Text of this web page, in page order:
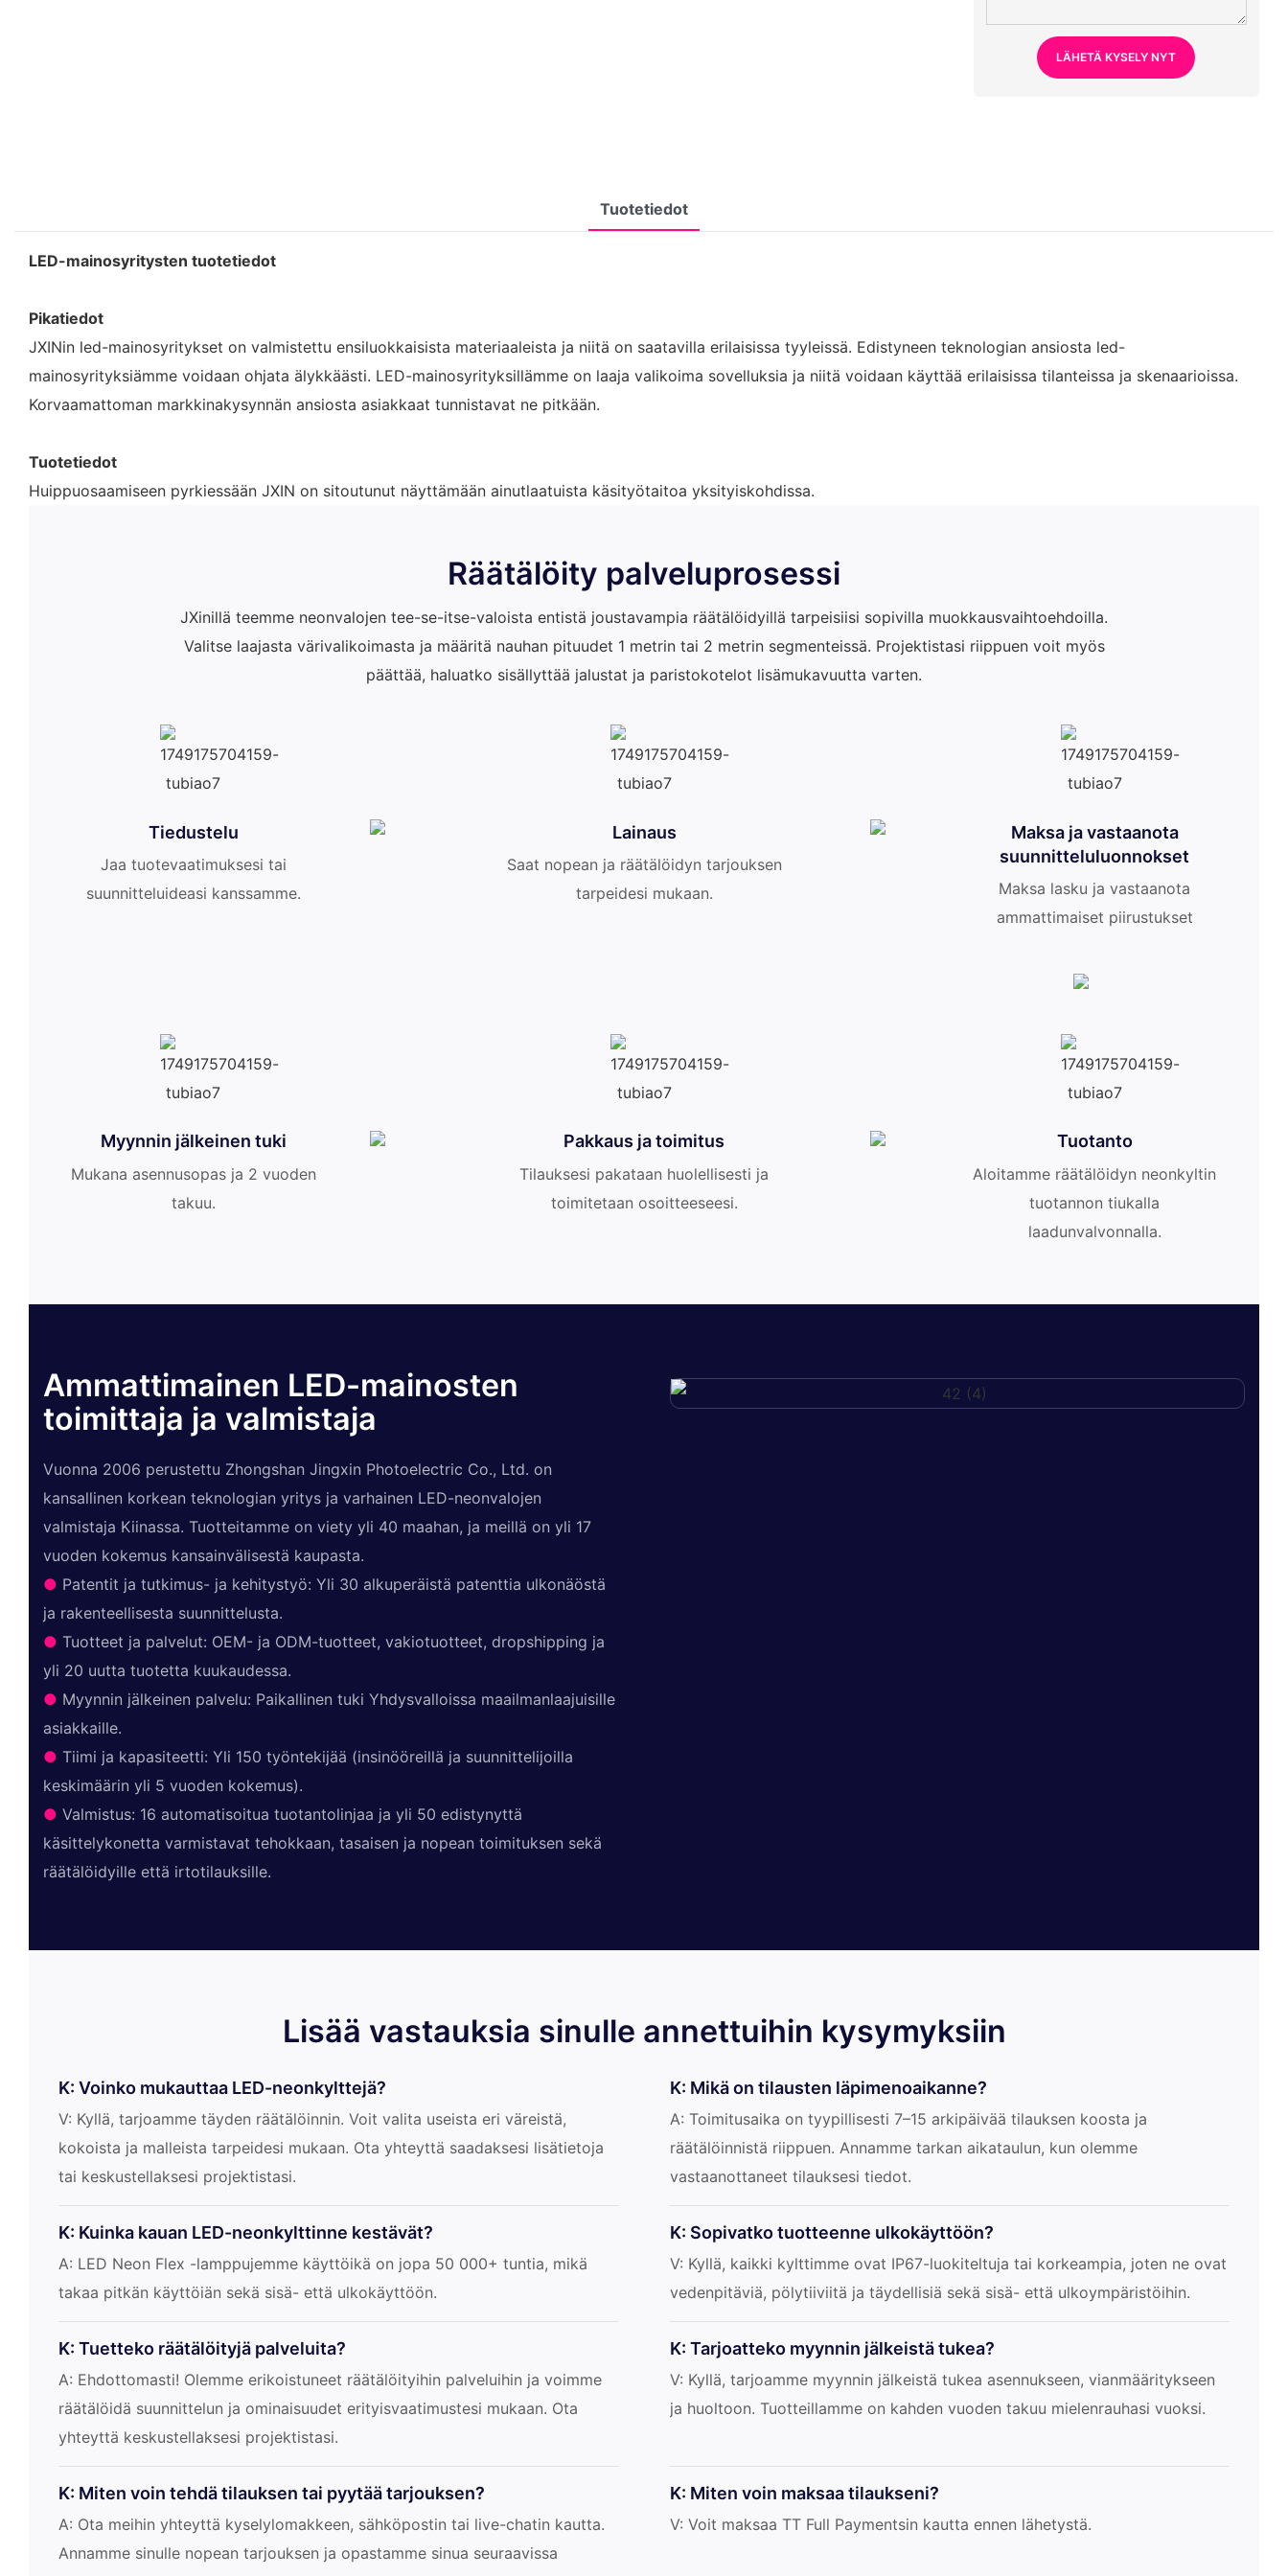
LÄHETÄ KYSELY NYT
Tuotetiedot
LED-mainosyritysten tuotetiedot
Pikatiedot
JXINin led-mainosyritykset on valmistettu ensiluokkaisista materiaaleista ja niitä on saatavilla erilaisissa tyyleissä. Edistyneen teknologian ansiosta led-
mainosyrityksiämme voidaan ohjata älykkäästi. LED-mainosyrityksillämme on laaja valikoima sovelluksia ja niitä voidaan käyttää erilaisissa tilanteissa ja skenaarioissa.
Korvaamattoman markkinakysynnän ansiosta asiakkaat tunnistavat ne pitkään.
Tuotetiedot
Huippuosaamiseen pyrkiessään JXIN on sitoutunut näyttämään ainutlaatuista käsityötaitoa yksityiskohdissa.
Räätälöity palveluprosessi
JXinillä teemme neonvalojen tee-se-itse-valoista entistä joustavampia räätälöidyillä tarpeisiisi sopivilla muokkausvaihtoehdoilla.
Valitse laajasta värivalikoimasta ja määritä nauhan pituudet 1 metrin tai 2 metrin segmenteissä. Projektistasi riippuen voit myös
päättää, haluatko sisällyttää jalustat ja paristokotelot lisämukavuutta varten.
Tiedustelu
Jaa tuotevaatimuksesi tai
suunnitteluideasi kanssamme.
Lainaus
Saat nopean ja räätälöidyn tarjouksen
tarpeidesi mukaan.
Maksa ja vastaanota
suunnitteluluonnokset
Maksa lasku ja vastaanota
ammattimaiset piirustukset
Myynnin jälkeinen tuki
Mukana asennusopas ja 2 vuoden
takuu.
Pakkaus ja toimitus
Tilauksesi pakataan huolellisesti ja
toimitetaan osoitteeseesi.
Tuotanto
Aloitamme räätälöidyn neonkyltin
tuotannon tiukalla
laadunvalvonnalla.
Ammattimainen LED-mainosten
toimittaja ja valmistaja
Vuonna 2006 perustettu Zhongshan Jingxin Photoelectric Co., Ltd. on
kansallinen korkean teknologian yritys ja varhainen LED-neonvalojen
valmistaja Kiinassa. Tuotteitamme on viety yli 40 maahan, ja meillä on yli 17
vuoden kokemus kansainvälisestä kaupasta.
● Patentit ja tutkimus- ja kehitystyö: Yli 30 alkuperäistä patenttia ulkonäöstä
ja rakenteellisesta suunnittelusta.
● Tuotteet ja palvelut: OEM- ja ODM-tuotteet, vakiotuotteet, dropshipping ja
yli 20 uutta tuotetta kuukaudessa.
● Myynnin jälkeinen palvelu: Paikallinen tuki Yhdysvalloissa maailmanlaajuisille
asiakkaille.
● Tiimi ja kapasiteetti: Yli 150 työntekijää (insinööreillä ja suunnittelijoilla
keskimäärin yli 5 vuoden kokemus).
● Valmistus: 16 automatisoitua tuotantolinjaa ja yli 50 edistynyttä
käsittelykonetta varmistavat tehokkaan, tasaisen ja nopean toimituksen sekä
räätälöidyille että irtotilauksille.
Lisää vastauksia sinulle annettuihin kysymyksiin
K: Voinko mukauttaa LED-neonkylttejä?
V: Kyllä, tarjoamme täyden räätälöinnin. Voit valita useista eri väreistä,
kokoista ja malleista tarpeidesi mukaan. Ota yhteyttä saadaksesi lisätietoja
tai keskustellaksesi projektistasi.
K: Mikä on tilausten läpimenoaikanne?
A: Toimitusaika on tyypillisesti 7–15 arkipäivää tilauksen koosta ja
räätälöinnistä riippuen. Annamme tarkan aikataulun, kun olemme
vastaanottaneet tilauksesi tiedot.
K: Kuinka kauan LED-neonkylttinne kestävät?
A: LED Neon Flex -lamppujemme käyttöikä on jopa 50 000+ tuntia, mikä
takaa pitkän käyttöiän sekä sisä- että ulkokäyttöön.
K: Sopivatko tuotteenne ulkokäyttöön?
V: Kyllä, kaikki kylttimme ovat IP67-luokiteltuja tai korkeampia, joten ne ovat
vedenpitäviä, pölytiiviitä ja täydellisiä sekä sisä- että ulkoympäristöihin.
K: Tuetteko räätälöityjä palveluita?
A: Ehdottomasti! Olemme erikoistuneet räätälöityihin palveluihin ja voimme
räätälöidä suunnittelun ja ominaisuudet erityisvaatimustesi mukaan. Ota
yhteyttä keskustellaksesi projektistasi.
K: Tarjoatteko myynnin jälkeistä tukea?
V: Kyllä, tarjoamme myynnin jälkeistä tukea asennukseen, vianmääritykseen
ja huoltoon. Tuotteillamme on kahden vuoden takuu mielenrauhasi vuoksi.
K: Miten voin tehdä tilauksen tai pyytää tarjouksen?
A: Ota meihin yhteyttä kyselylomakkeen, sähköpostin tai live-chatin kautta.
Annamme sinulle nopean tarjouksen ja opastamme sinua seuraavissa
K: Miten voin maksaa tilaukseni?
V: Voit maksaa TT Full Paymentsin kautta ennen lähetystä.